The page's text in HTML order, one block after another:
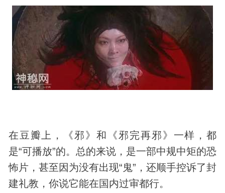
在豆瓣上，《邪》和《邪完再邪》一样，都
是“可播放”的。总的来说，是一部中规中矩的恐
怖片，甚至因为没有出现“鬼”，还顺手控诉了封
建礼教，你说它能在国内过审都行。